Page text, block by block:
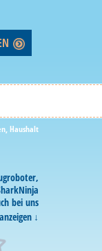
,Haushalt
bei uns